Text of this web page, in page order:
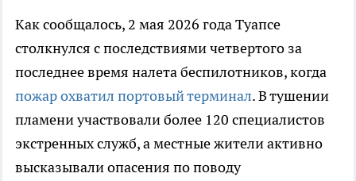
Как сообщалось, 2 мая 2026 года Туапсе
столкнулся с последствиями четвертого за
последнее время налета беспилотников, когда
пожар охватил портовый терминал. В тушении
пламени участвовали более 120 специалистов
экстренных служб, а местные жители активно
высказывали опасения по поводу